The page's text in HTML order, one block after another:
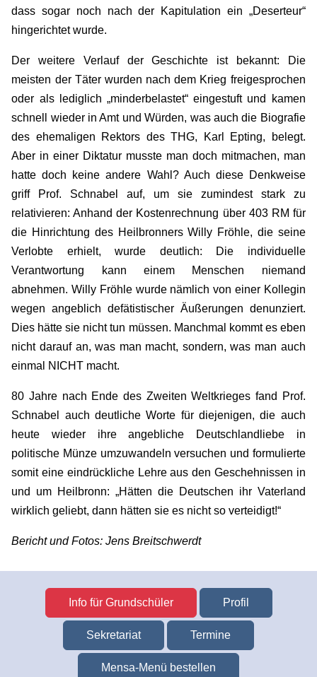
dass sogar noch nach der Kapitulation ein „Deserteur“
hingerichtet wurde.
Der weitere Verlauf der Geschichte ist bekannt: Die
meisten der Täter wurden nach dem Krieg freigesprochen
oder als lediglich „minderbelastet“ eingestuft und kamen
schnell wieder in Amt und Würden, was auch die Biografie
des ehemaligen Rektors des THG, Karl Epting, belegt.
Aber in einer Diktatur musste man doch mitmachen, man
hatte doch keine andere Wahl? Auch diese Denkweise
griff Prof. Schnabel auf, um sie zumindest stark zu
relativieren: Anhand der Kostenrechnung über 403 RM für
die Hinrichtung des Heilbronners Willy Fröhle, die seine
Verlobte erhielt, wurde deutlich: Die individuelle
Verantwortung kann einem Menschen niemand
abnehmen. Willy Fröhle wurde nämlich von einer Kollegin
wegen angeblich defätistischer Äußerungen denunziert.
Dies hätte sie nicht tun müssen. Manchmal kommt es eben
nicht darauf an, was man macht, sondern, was man auch
einmal NICHT macht.
80 Jahre nach Ende des Zweiten Weltkrieges fand Prof.
Schnabel auch deutliche Worte für diejenigen, die auch
heute wieder ihre angebliche Deutschlandliebe in
politische Münze umzuwandeln versuchen und formulierte
somit eine eindrückliche Lehre aus den Geschehnissen in
und um Heilbronn: „Hätten die Deutschen ihr Vaterland
wirklich geliebt, dann hätten sie es nicht so verteidigt!“
Bericht und Fotos: Jens Breitschwerdt
Info für Grundschüler Profil
Sekretariat Termine
Mensa-Menü bestellen